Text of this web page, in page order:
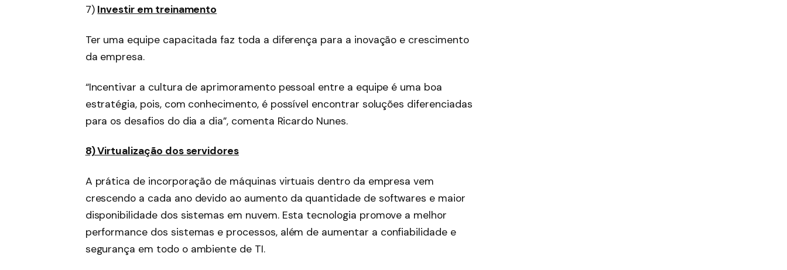
7) Investir em treinamento
Ter uma equipe capacitada faz toda a diferença para a inovação e crescimento
da empresa.
“Incentivar a cultura de aprimoramento pessoal entre a equipe é uma boa
estratégia, pois, com conhecimento, é possível encontrar soluções diferenciadas
para os desafios do dia a dia”, comenta Ricardo Nunes.
8) Virtualização dos servidores
A prática de incorporação de máquinas virtuais dentro da empresa vem
crescendo a cada ano devido ao aumento da quantidade de softwares e maior
disponibilidade dos sistemas em nuvem. Esta tecnologia promove a melhor
performance dos sistemas e processos, além de aumentar a confiabilidade e
segurança em todo o ambiente de TI.